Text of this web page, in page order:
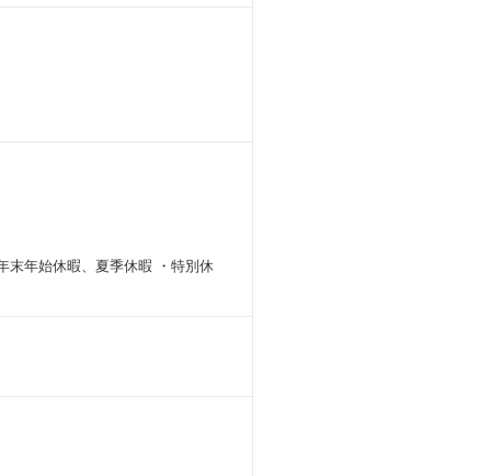
末年始休暇、夏季休暇 ・特別休